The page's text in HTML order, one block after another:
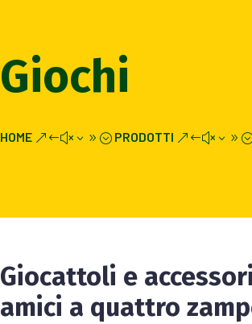
Giochi
HOME &#x39; PRODOTTI
Giocattoli e
amici a quattro